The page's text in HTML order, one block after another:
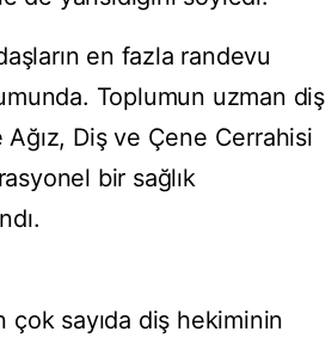
en fazla randevu
Toplumun uzman diş
Diş ve Çene Cerrahisi
bir sağlık
sayıda diş hekiminin